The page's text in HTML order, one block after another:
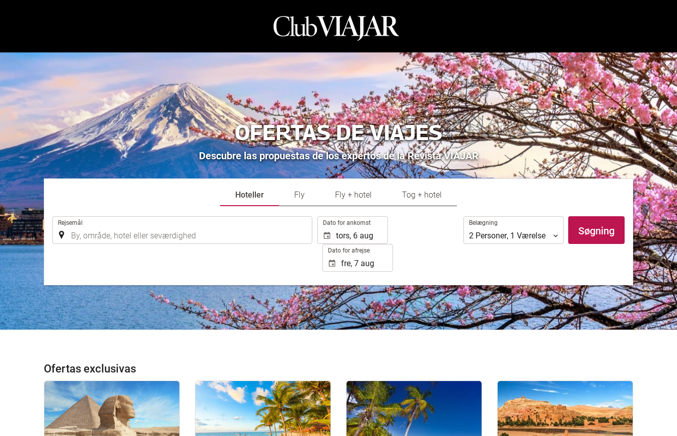
OFERTAS DE VIAJES
Descubre las propuestas de los expertos de la Revista VIAJAR
Hoteller Fly Fly + hotel Tog + hotel
Rejsemål Dato for ankomst
Dato for afrejse
Belægning
Belægning
2 Personer, 1 Værelse Søgning
Ofertas exclusivas